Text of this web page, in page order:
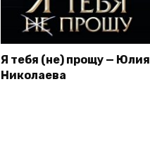
Я тебя (не) прощу — Юлия
Николаева